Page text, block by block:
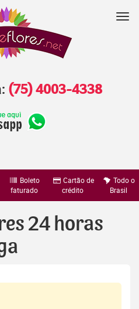
(75) 4003-4338
Boleto
faturado
Cartão de
crédito
Todo o
Brasil
24 horas